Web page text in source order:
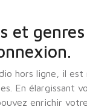
et
hors ligne, il est
En élargissant
enrichir